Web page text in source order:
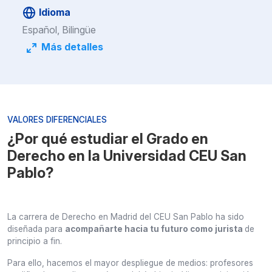
Idioma
Español, Bilingüe
Más detalles
VALORES DIFERENCIALES
¿Por qué estudiar el Grado en
Derecho en la Universidad CEU San
Pablo?
La carrera de Derecho en Madrid del CEU San Pablo ha sido
diseñada para acompañarte hacia tu futuro como jurista de
principio a fin.
Para ello, hacemos el mayor despliegue de medios: profesores